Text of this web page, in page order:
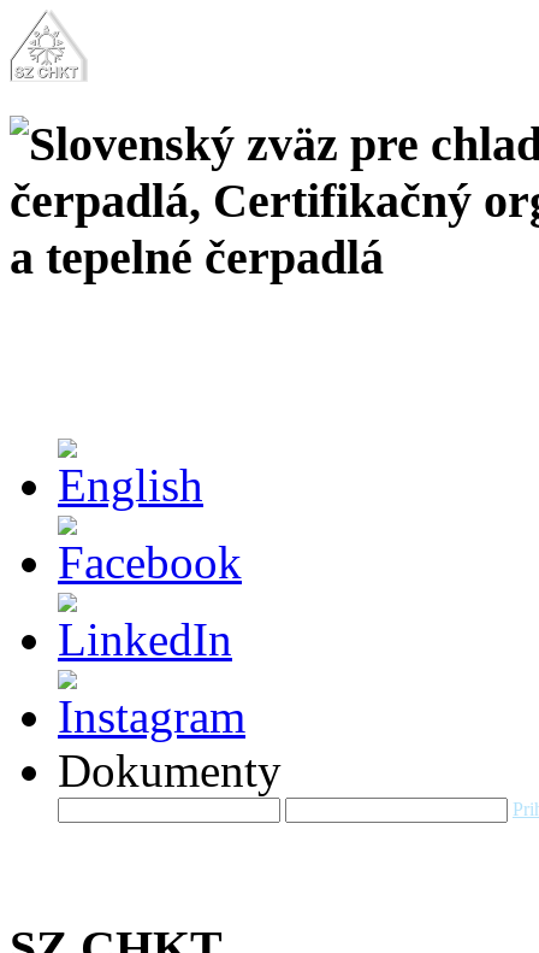
Dokumenty